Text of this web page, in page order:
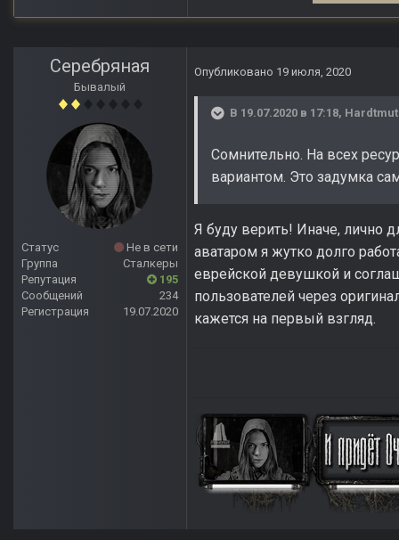
Серебряная
Бывалый
Статус
Не в сети
Группа
Сталкеры
Репутация
195
Сообщений
234
Регистрация
19.07.2020
Опубликовано 19 июля, 2020
В 19.07.2020 в 17:18,
Сомнительно. На всех
вариантом. Это задумка
Я буду верить! Иначе, лично
аватаром я жутко долго
еврейской девушкой и
пользователей через
кажется на первый взгляд.